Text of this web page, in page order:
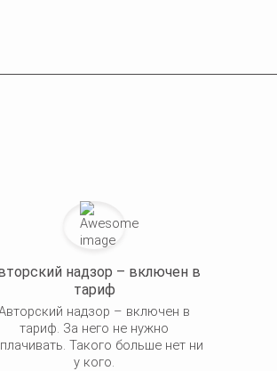
надзор – включен в
тариф
надзор – включен в
тариф. За него не нужно
Такого больше нет ни
у кого.